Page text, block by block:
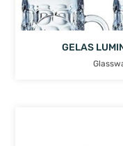
GELAS